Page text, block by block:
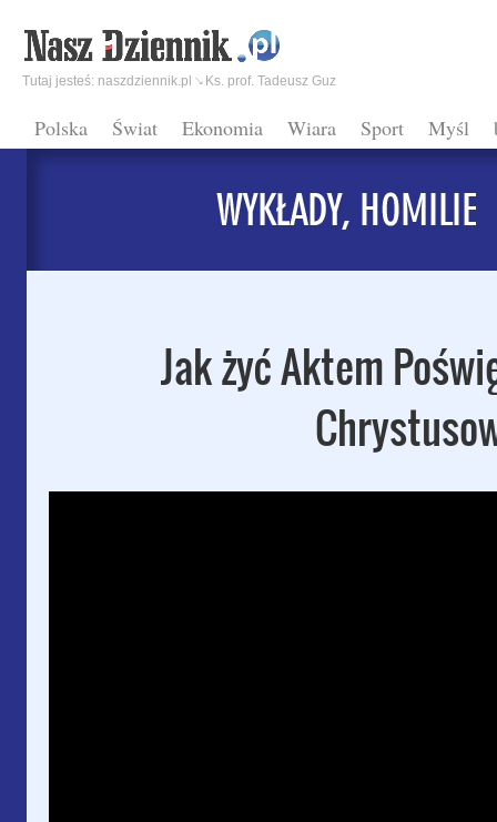
Polska Świat Ekonomia Wiara Sport Myśl
Tutaj jesteś: naszdziennik.pl Ks. prof. Tadeusz Guz
Jak żyć Aktem